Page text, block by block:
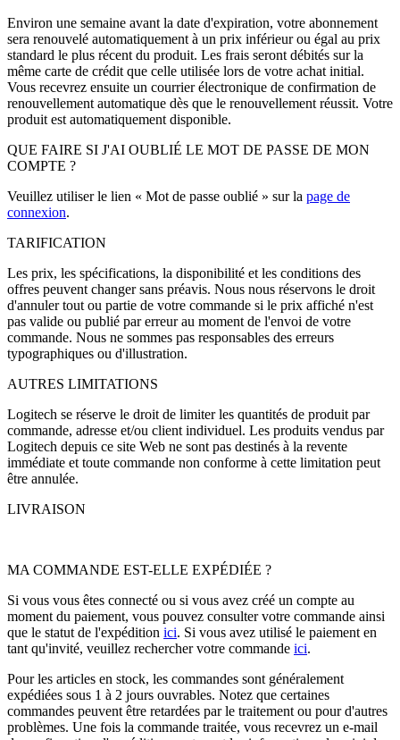
Environ une semaine avant la date d'expiration, votre abonnement
sera renouvelé automatiquement à un prix inférieur ou égal au prix
standard le plus récent du produit. Les frais seront débités sur la
même carte de crédit que celle utilisée lors de votre achat initial.
Vous recevrez ensuite un courrier électronique de confirmation de
renouvellement automatique dès que le renouvellement réussit. Votre
produit est automatiquement disponible.
QUE FAIRE SI J'AI OUBLIÉ LE MOT DE PASSE DE MON
COMPTE ?
Veuillez utiliser le lien « Mot de passe oublié » sur la page de
connexion.
TARIFICATION
Les prix, les spécifications, la disponibilité et les conditions des
offres peuvent changer sans préavis. Nous nous réservons le droit
d'annuler tout ou partie de votre commande si le prix affiché n'est
pas valide ou publié par erreur au moment de l'envoi de votre
commande. Nous ne sommes pas responsables des erreurs
typographiques ou d'illustration.
AUTRES LIMITATIONS
Logitech se réserve le droit de limiter les quantités de produit par
commande, adresse et/ou client individuel. Les produits vendus par
Logitech depuis ce site Web ne sont pas destinés à la revente
immédiate et toute commande non conforme à cette limitation peut
être annulée.
LIVRAISON
MA COMMANDE EST-ELLE EXPÉDIÉE ?
Si vous vous êtes connecté ou si vous avez créé un compte au
moment du paiement, vous pouvez consulter votre commande ainsi
que le statut de l'expédition ici. Si vous avez utilisé le paiement en
tant qu'invité, veuillez rechercher votre commande ici.
Pour les articles en stock, les commandes sont généralement
expédiées sous 1 à 2 jours ouvrables. Notez que certaines
commandes peuvent être retardées par le traitement ou pour d'autres
problèmes. Une fois la commande traitée, vous recevrez un e-mail